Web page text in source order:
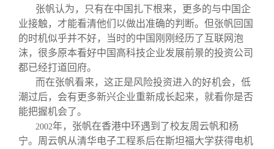
张帆认为，只有在中国扎下根来，更多的与中国企
业接触，才能看清他们以做出准确的判断。但张帆回国
的时机似乎并不好，当时的中国刚刚经历了互联网泡
沫，很多原本看好中国高科技企业发展前景的投资公司
都已经打道回府。
而在张帆看来，这正是风险投资进入的好机会，低
潮过后，会有更多新兴企业重新成长起来，就看你是否
能把握机会了。
2002年，张帆在香港中环遇到了校友周云帆和杨
宁。周云帆从清华电子工程系后在斯坦福大学获得电机